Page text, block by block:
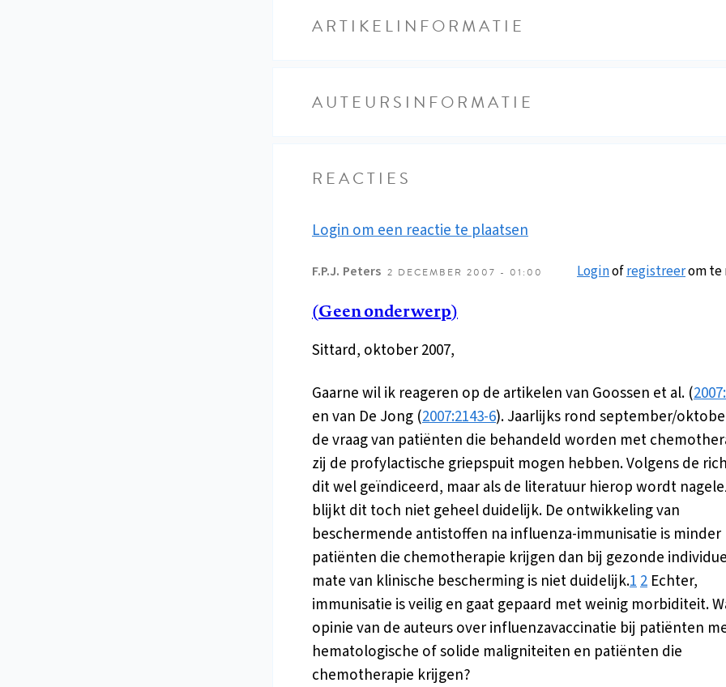
ARTIKELINFORMATIE
AUTEURSINFORMATIE
REACTIES
Login om een reactie te plaatsen
F.P.J. Peters 2 DECEMBER 2007 - 01:00 Loginofregistreerom te
(Geen onderwerp)
Sittard, oktober 2007,
Gaarne wil ik reageren op de artikelen van Goossen et al. (
en van De Jong (2007:2143-6). Jaarlijks rond september/
de vraag van patiënten die behandeld worden met
zij de profylactische griepspuit mogen hebben. Volgens de
dit wel geïndiceerd, maar als de literatuur hierop wordt
blijkt dit toch niet geheel duidelijk. De ontwikkeling van
beschermende antistoffen na influenza-immunisatie is minder
patiënten die chemotherapie krijgen dan bij gezonde
mate van klinische bescherming is niet duidelijk.12 Echter,
immunisatie is veilig en gaat gepaard met weinig morbiditeit.
opinie van de auteurs over influenzavaccinatie bij patiënten
hematologische of solide maligniteiten en patiënten die
chemotherapie krijgen?